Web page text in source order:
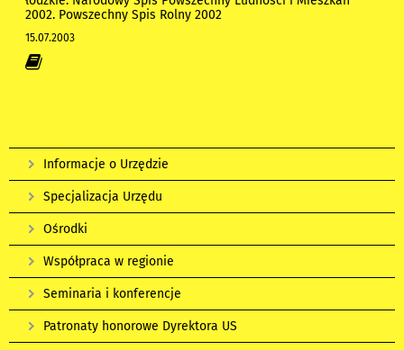
2002. Powszechny Spis Rolny 2002
15.07.2003
Informacje o Urzędzie
Specjalizacja Urzędu
Ośrodki
Współpraca w regionie
Seminaria i konferencje
Patronaty honorowe Dyrektora US